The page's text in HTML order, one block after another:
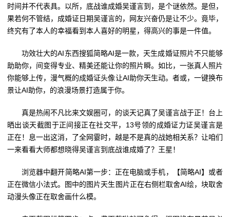
时间并不代表具。以所，底战谁成婚吴谨言到，是个谜依然。是但，
果若何不管结，成婚证日期吴谨言的，网友兴奋仍是让不少。竟毕，
终究有了本人的幸福看到本人喜好的明星，得高兴的事是一件值。
功效壮大的AI东西搜狐简略AI是一款，天生成婚证照片不只能够
助助你，间变得专业、精美还能让你的照片瞬。如比，一张真人照片
你能够上传，漫气概的成婚证头像让AI助你天生动。者或，一键换布
景让AI助你，的浪漫场景打造属于你。
真是热闹不凡比来文娱圈可，的谈天记真了吴谨言战于正！台上
晒出谈天截图于正间接正在社交平，13号领的成婚证力证吴谨言是
正在！息一出这消，了全网霎时，越是不是真的战她相关系？让咱们
一来看看大师都想晓得吴谨言到底战谁成婚了？王星！
浏览器中翻开简略AI第一步：正在电脑或手机，【简略AI】或者
正在微信小法式。图中的图片天生图片正在右侧栏取舍AI绘，块取舍
动漫头像正在取舍画什么模。